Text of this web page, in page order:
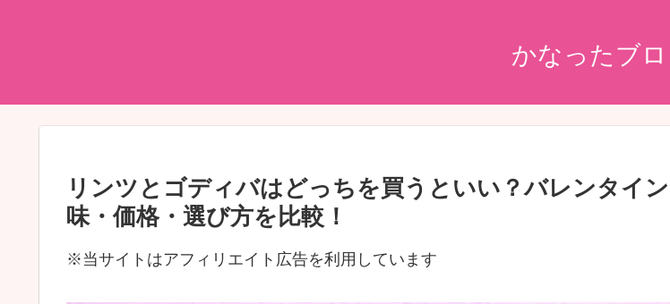
かなったブ
リンツとゴディバはどっちを買うといい？バレンタイ
味・価格・選び方を比較！
※当サイトはアフィリエイト広告を利用しています